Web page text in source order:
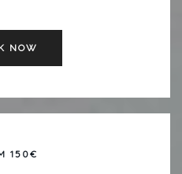
NOW
150€